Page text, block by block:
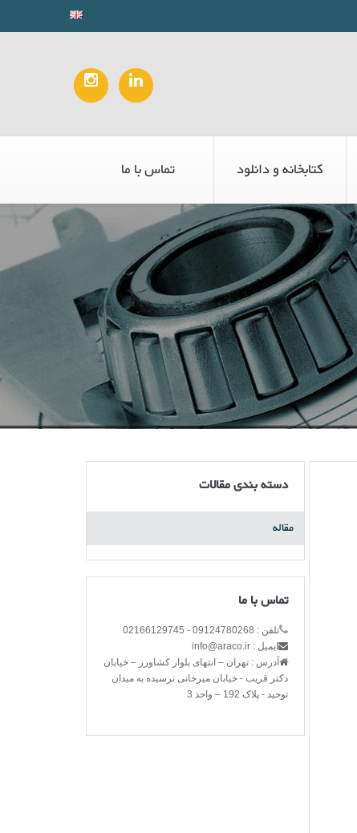
کتابخانه و دانلود تماس با ما
دسته بندی مقالات
مقاله
تماس با ما
تلفن : 09124780268 - 02166129745
ایمیل : info@araco.ir
آدرس : تهران – انتهای بلوار کشاورز – خیابان
دکتر قریب - خیابان میرخانی نرسیده به میدان
توحید - پلاک 192 – واحد 3